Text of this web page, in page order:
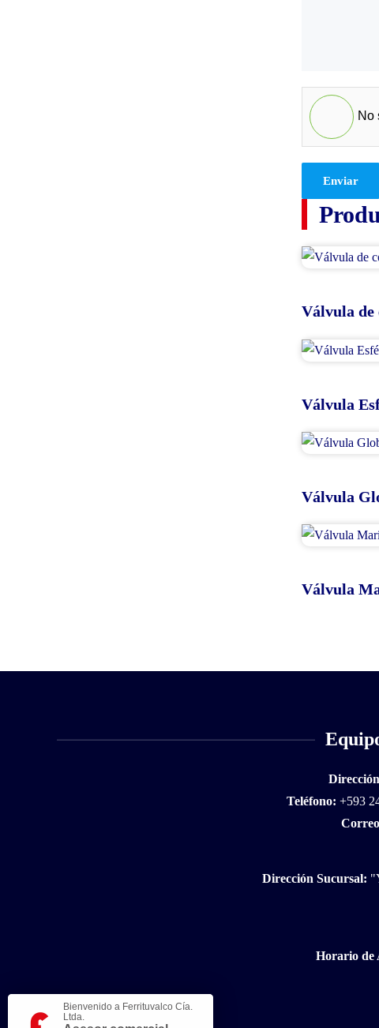
No
Enviar
Válvula de
Válvula
Válvula
Válvula
Teléfono: +593
Dirección Sucursal:
Horario de
Bienvenido a Ferrituvalco Cía.
Ltda.